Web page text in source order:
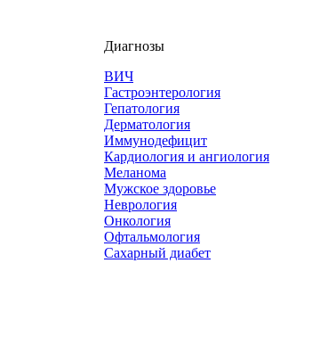
Диагнозы
ВИЧ
Гастроэнтерология
Гепатология
Дерматология
Иммунодефицит
Кардиология и ангиология
Меланома
Мужское здоровье
Неврология
Онкология
Офтальмология
Сахарный диабет